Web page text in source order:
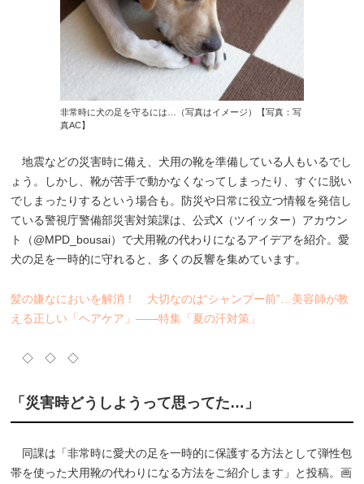
非常時に犬の足を守るには…（写真はイメージ）【写真：写
真AC】
地震などの災害時に備え、犬用の靴を準備している人もいるでし
ょう。しかし、靴が苦手で動かなくなってしまったり、すぐに脱い
でしまったりするという場合も。防災や日常に役立つ情報を発信し
ている警視庁警備部災害対策課は、公式X（ツイッター）アカウン
ト（@MPD_bousai）で犬用靴の代わりになるアイデアを紹介。愛
犬の足を一時的に守れると、多くの反響を集めています。
髪の嫌なにおいを解消！ 大切なのは“シャンプー前”…美容師が教
える正しい「ヘアケア」――特集「夏の汗対策」
◇ ◇ ◇
「災害時どうしようって思ってた…」
同課は「非常時に愛犬の足を一時的に保護する方法として弾性包
帯を使った犬用靴の代わりになる方法をご紹介します」と投稿。画